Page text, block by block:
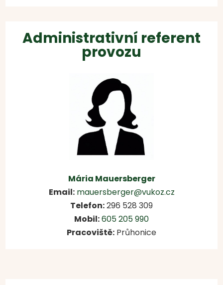
Administrativní referent
provozu
Mária Mauersberger
Email: mauersberger@vukoz.cz
Telefon:296 528 309
Mobil:605 205 990
Pracoviště: Průhonice